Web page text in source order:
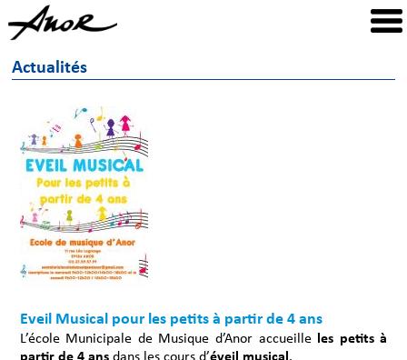
Actualités
Eveil Musical pour les petits à partir de 4 ans
L’école Municipale de Musique d’Anor accueille
les petits à
partir de 4 ansdans les cours d’éveil musical .